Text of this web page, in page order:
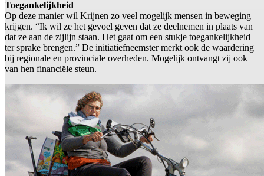
Toegankelijkheid
Op deze manier wil Krijnen zo veel mogelijk mensen in beweging
krijgen. “Ik wil ze het gevoel geven dat ze deelnemen in plaats van
dat ze aan de zijlijn staan. Het gaat om een stukje toegankelijkheid
ter sprake brengen.” De initiatiefneemster merkt ook de waardering
bij regionale en provinciale overheden. Mogelijk ontvangt zij ook
van hen financiële steun.